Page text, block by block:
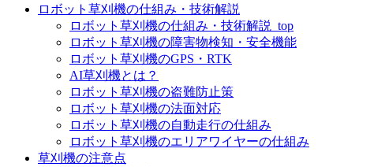
ロボット草刈機の仕組み・技術解説
ロボット草刈機の仕組み・技術解説_top
ロボット草刈機の障害物検知・安全機能
ロボット草刈機のGPS・RTK
AI草刈機とは？
ロボット草刈機の盗難防止策
ロボット草刈機の法面対応
ロボット草刈機の自動走行の仕組み
ロボット草刈機のエリアワイヤーの仕組み
草刈機の注意点